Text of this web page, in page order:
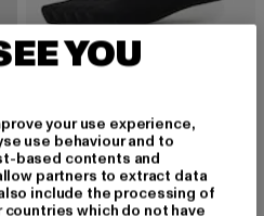
14,99 EUR
URBAN CLASSICS
YOU
your use experience,
use behaviour and to
based contents and
partners to extract data
include the processing of
which do not have